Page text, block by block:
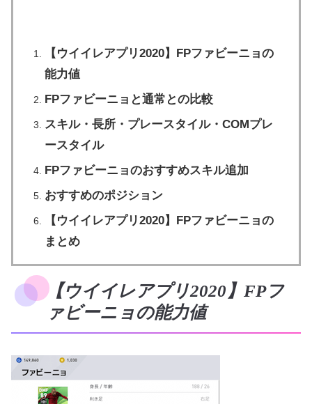
【ウイイレアプリ2020】FPファビーニョの
能力値
FPファビーニョと通常との比較
スキル・長所・プレースタイル・COMプレ
ースタイル
FPファビーニョのおすすめスキル追加
おすすめのポジション
【ウイイレアプリ2020】FPファビーニョの
まとめ
【ウイイレアプリ2020】FPフ
ァビーニョの能力値